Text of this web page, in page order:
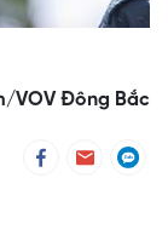
VOV Đông Bắc